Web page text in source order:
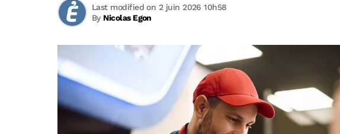
By Nicolas Egon
Last modified on 2 juin 2026 10h58